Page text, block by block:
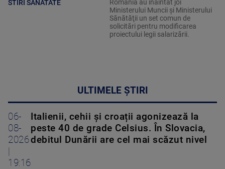
STIRI SANATATE
România au înaintat joi
Ministerului Muncii şi Ministerului
Sănătăţii un set comun de
solicitări pentru modificarea
proiectului legii salarizării.
ULTIMELE ȘTIRI
06-
08-
2026
|
19:16
Italienii, cehii și croații agonizează la
peste 40 de grade Celsius. În Slovacia,
debitul Dunării are cel mai scăzut nivel